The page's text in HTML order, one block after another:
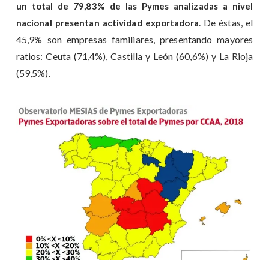
un total de 79,83% de las Pymes analizadas a nivel
nacional presentan actividad exportadora. De éstas, el
45,9% son empresas familiares, presentando mayores
ratios: Ceuta (71,4%), Castilla y León (60,6%) y La Rioja
(59,5%).